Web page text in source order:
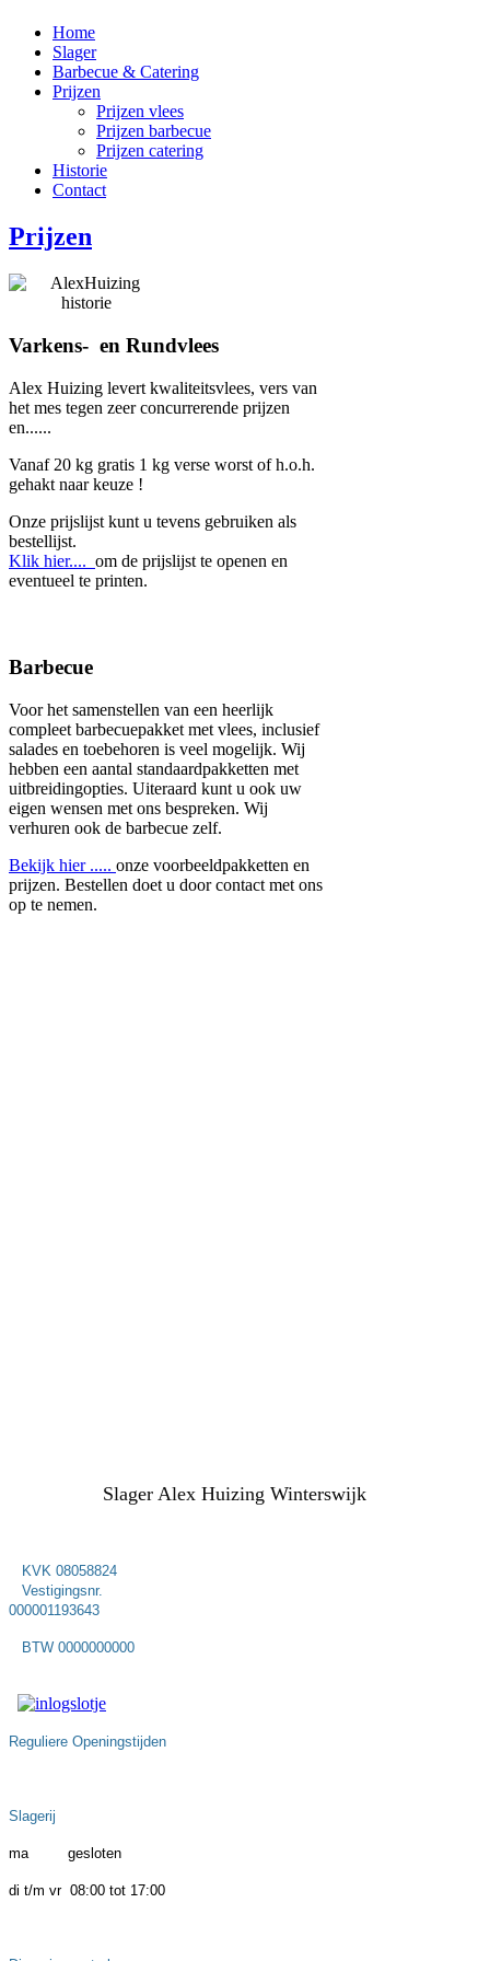
Home
Slager
Barbecue & Catering
Prijzen
Prijzen vlees
Prijzen barbecue
Prijzen catering
Historie
Contact
Prijzen
Varkens- en Rundvlees
Alex Huizing levert kwaliteitsvlees, vers van
het mes tegen zeer concurrerende prijzen
en......
Vanaf 20 kg gratis 1 kg verse worst of h.o.h.
gehakt naar keuze !
Onze prijslijst kunt u tevens gebruiken als
bestellijst.
Klik hier.... om de prijslijst te openen en
eventueel te printen.
Barbecue
Voor het samenstellen van een heerlijk
compleet barbecuepakket met vlees, inclusief
salades en toebehoren is veel mogelijk. Wij
hebben een aantal standaardpakketten met
uitbreidingopties. Uiteraard kunt u ook uw
eigen wensen met ons bespreken. Wij
verhuren ook de barbecue zelf.
Bekijk hier ..... onze voorbeeldpakketten en
prijzen. Bestellen doet u door contact met ons
op te nemen.
Slager Alex Huizing Winterswijk
KVK 08058824
Vestigingsnr.
000001193643
BTW 0000000000
Reguliere Openingstijden
Slagerij
ma gesloten
di t/m vr 08:00 tot 17:00